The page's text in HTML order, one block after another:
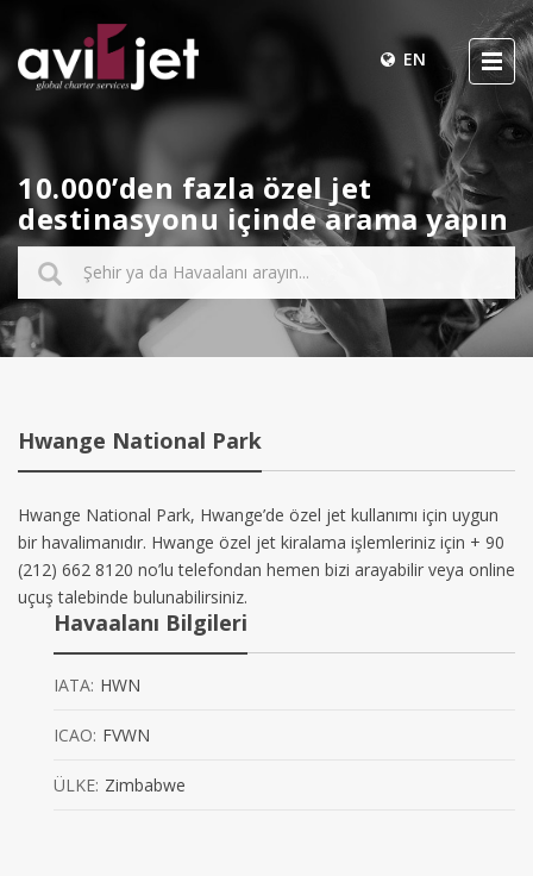
EN
10.000’den fazla özel jet
destinasyonu içinde arama yapın
Hwange National Park
Hwange National Park, Hwange’de özel jet kullanımı için uygun
bir havalimanıdır. Hwange özel jet kiralama işlemleriniz için + 90
(212) 662 8120 no’lu telefondan hemen bizi arayabilir veya online
uçuş talebinde bulunabilirsiniz.
Havaalanı Bilgileri
IATA: HWN
ICAO: FVWN
ÜLKE: Zimbabwe